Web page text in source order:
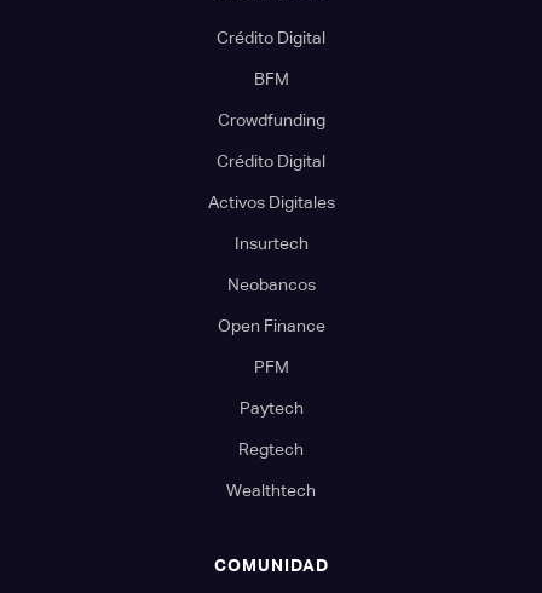
Crédito Digital
BFM
Crowdfunding
Crédito Digital
Activos Digitales
Insurtech
Neobancos
Open Finance
PFM
Paytech
Regtech
Wealthtech
COMUNIDAD